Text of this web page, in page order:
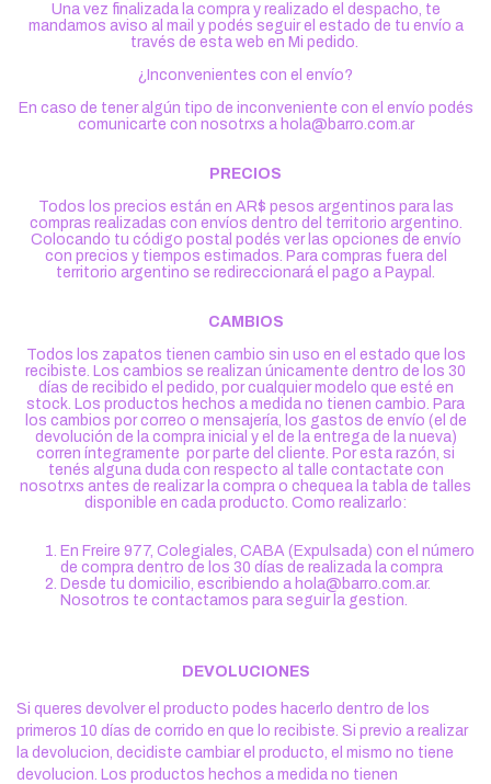
Una vez finalizada la compra y realizado el despacho, te
mandamos aviso al mail y podés seguir el estado de tu envío a
través de esta web en Mi pedido.
¿Inconvenientes con el envío?
En caso de tener algún tipo de inconveniente con el envío podés
comunicarte con nosotrxs a hola@barro.com.ar
PRECIOS
Todos los precios están en AR$ pesos argentinos para las
compras realizadas con envíos dentro del territorio argentino.
Colocando tu código postal podés ver las opciones de envío
con precios y tiempos estimados. Para compras fuera del
territorio argentino se redireccionará el pago a Paypal.
CAMBIOS
Todos los zapatos tienen cambio sin uso en el estado que los
recibiste. Los cambios se realizan únicamente dentro de los 30
días de recibido el pedido, por cualquier modelo que esté en
stock. Los productos hechos a medida no tienen cambio. Para
los cambios por correo o mensajería, los gastos de envío (el de
devolución de la compra inicial y el de la entrega de la nueva)
corren íntegramente por parte del cliente. Por esta razón, si
tenés alguna duda con respecto al talle contactate con
nosotrxs antes de realizar la compra o chequea la tabla de talles
disponible en cada producto. Como realizarlo:
En Freire 977, Colegiales, CABA (Expulsada) con el número
de compra dentro de los 30 días de realizada la compra
Desde tu domicilio, escribiendo a hola@barro.com.ar.
Nosotros te contactamos para seguir la gestion.
DEVOLUCIONES
Si queres devolver el producto podes hacerlo dentro de los
primeros 10 días de corrido en que lo recibiste. Si previo a realizar
la devolucion, decidiste cambiar el producto, el mismo no tiene
devolucion. Los productos hechos a medida no tienen